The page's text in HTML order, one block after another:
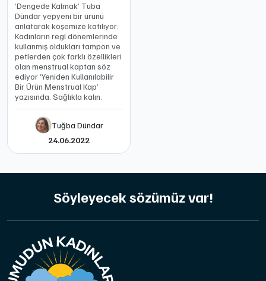
‘Dengede Kalmak’ Tuba
Dündar yepyeni bir ürünü
anlatarak köşemize katılıyor.
Kadınların regl dönemlerinde
kullanmış oldukları tampon ve
petlerden çok farklı özellikleri
olan menstrual kaptan söz
ediyor ‘Yeniden Kullanılabilir
Bir Ürün Menstrual Kap’
yazısında. Sağlıkla kalın.
Tuğba Dündar
24.06.2022
Söyleyecek sözümüz var!